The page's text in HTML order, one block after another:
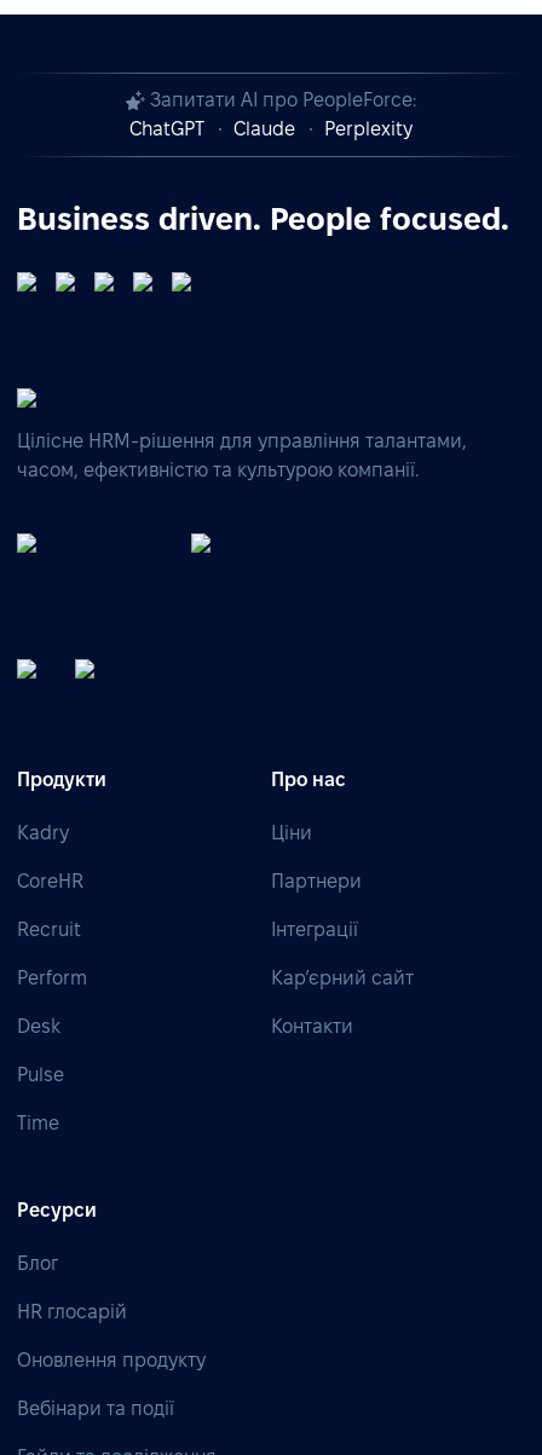
Запитати AI про PeopleForce:
ChatGPT
Claude Perplexity
Business driven. People focused.
Цілісне HRM-рішення для управління талантами,
часом, ефективністю та культурою компанії.
Продукти
Kadry
CoreHR
Recruit
Perform
Desk
Pulse
Time
Про нас
Ціни
Партнери
Інтеграції
Кар’єрний сайт
Контакти
Ресурси
Блог
HR глосарій
Оновлення продукту
Вебінари та події